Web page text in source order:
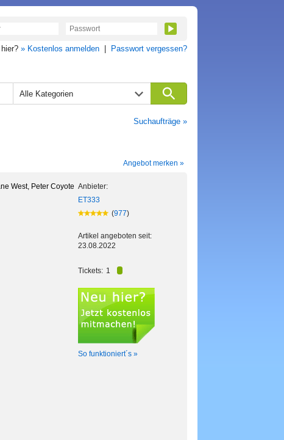
hier? » Kostenlos anmelden Passwort vergessen?
Alle Kategorien
Suchaufträge »
Angebot merken »
West, Peter Coyote Anbieter:
ET333
(977)
Artikel angeboten seit:
23.08.2022
Tickets: 1
So funktioniert´s »